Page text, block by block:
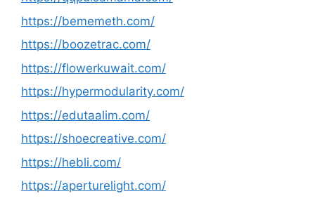
https://bememeth.com/
https://boozetrac.com/
https://flowerkuwait.com/
https://hypermodularity.com/
https://edutaalim.com/
https://shoecreative.com/
https://hebli.com/
https://aperturelight.com/